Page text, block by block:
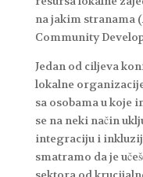
na jakim stranama
Community
Jedan od ciljeva
lokalne
sa osobama u koje
se na neki način
integraciju i
smatramo da je